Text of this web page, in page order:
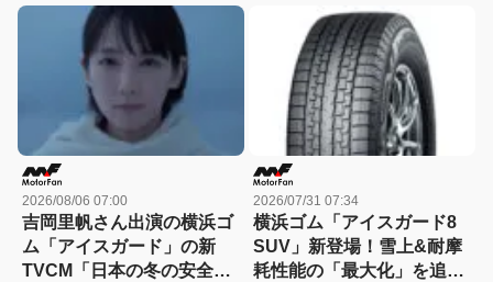
2026/08/06 07:00
吉岡里帆さん出演の横浜ゴ
ム「アイスガード」の新
TVCM「日本の冬の安全
2026/07/31 07:34
横浜ゴム「アイスガード8
SUV」新登場！雪上&耐摩
耗性能の「最大化」を追求